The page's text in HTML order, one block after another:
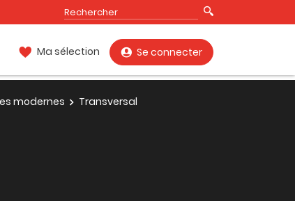
Ma sélection Se connecter
modernes Transversal